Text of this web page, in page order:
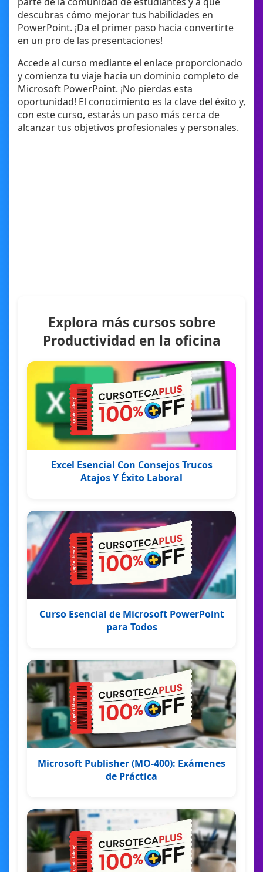
descubras cómo mejorar tus habilidades en
PowerPoint. ¡Da el primer paso hacia convertirte
en un pro de las presentaciones!
Accede al curso mediante el enlace proporcionado
y comienza tu viaje hacia un dominio completo de
Microsoft PowerPoint. ¡No pierdas esta
oportunidad! El conocimiento es la clave del éxito y,
con este curso, estarás un paso más cerca de
alcanzar tus objetivos profesionales y personales.
Explora más cursos sobre
Productividad en la oficina
Excel Esencial Con Consejos Trucos
Atajos Y Éxito Laboral
Curso Esencial de Microsoft PowerPoint
para Todos
Microsoft Publisher (MO-400): Exámenes
de Práctica